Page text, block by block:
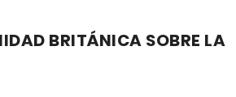
BRITÁNICA SOBRE LA